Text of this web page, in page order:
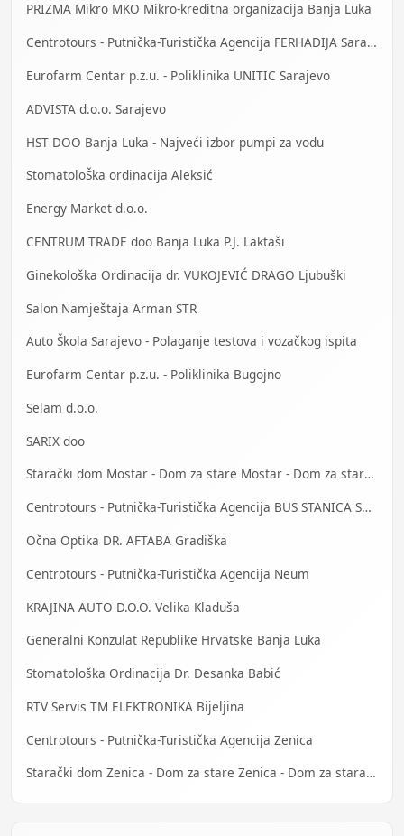
PRIZMA Mikro MKO Mikro-kreditna organizacija Banja Luka
Centrotours - Putnička-Turistička Agencija FERHADIJA Sarajevo
Eurofarm Centar p.z.u. - Poliklinika UNITIC Sarajevo
ADVISTA d.o.o. Sarajevo
HST DOO Banja Luka - Najveći izbor pumpi za vodu
StomatoloŠka ordinacija Aleksić
Energy Market d.o.o.
CENTRUM TRADE doo Banja Luka P.J. Laktaši
Ginekološka Ordinacija dr. VUKOJEVIĆ DRAGO Ljubuški
Salon Namještaja Arman STR
Auto Škola Sarajevo - Polaganje testova i vozačkog ispita
Eurofarm Centar p.z.u. - Poliklinika Bugojno
Selam d.o.o.
SARIX doo
Starački dom Mostar - Dom za stare Mostar - Dom za stara lica Mostar
Centrotours - Putnička-Turistička Agencija BUS STANICA Sarajevo
Očna Optika DR. AFTABA Gradiška
Centrotours - Putnička-Turistička Agencija Neum
KRAJINA AUTO D.O.O. Velika Kladuša
Generalni Konzulat Republike Hrvatske Banja Luka
Stomatološka Ordinacija Dr. Desanka Babić
RTV Servis TM ELEKTRONIKA Bijeljina
Centrotours - Putnička-Turistička Agencija Zenica
Starački dom Zenica - Dom za stare Zenica - Dom za stara lica Zenica